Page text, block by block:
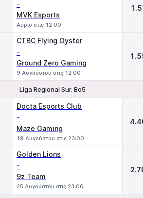
-
MVK Esports
Αύριο στις 12:00
CTBC Flying Oyster
-
Ground Zero Gaming
9 Αυγούστου στις 12:00
Liga Regional Sur. Bo5
Docta Esports Club
-
Maze Gaming
19 Αυγούστου στις 23:00
Golden Lions
-
9z Team
25 Αυγούστου στις 23:00